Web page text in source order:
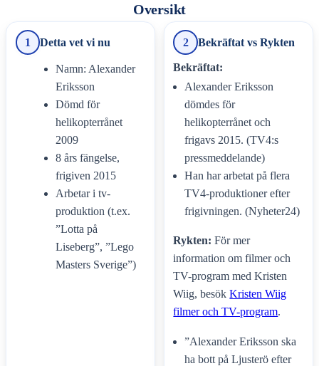
Oversikt
1 Detta vet vi nu
Namn: Alexander
Eriksson
Dömd för
helikopterrånet
2009
8 års fängelse,
frigiven 2015
Arbetar i tv-
produktion (t.ex.
”Lotta på
Liseberg”, ”Lego
Masters Sverige”)
2 Bekräftat vs Rykten
Bekräftat:
Alexander Eriksson
dömdes för
helikopterrånet och
frigavs 2015. (TV4:s
pressmeddelande)
Han har arbetat på flera
TV4-produktioner efter
frigivningen. (Nyheter24)
Rykten: För mer
information om filmer och
TV-program med Kristen
Wiig, besökKristen Wiig
filmer och TV-program.
”Alexander Eriksson ska
ha bott på Ljusterö efter